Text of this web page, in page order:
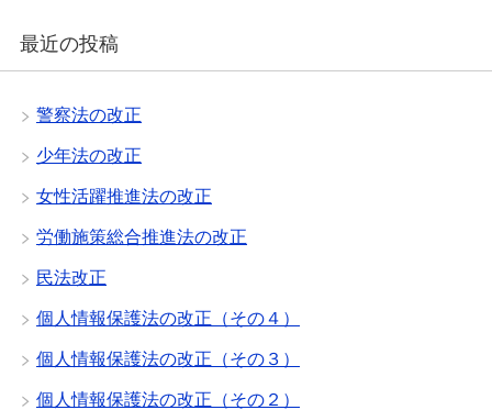
最近の投稿
警察法の改正
少年法の改正
女性活躍推進法の改正
労働施策総合推進法の改正
民法改正
個人情報保護法の改正（その４）
個人情報保護法の改正（その３）
個人情報保護法の改正（その２）